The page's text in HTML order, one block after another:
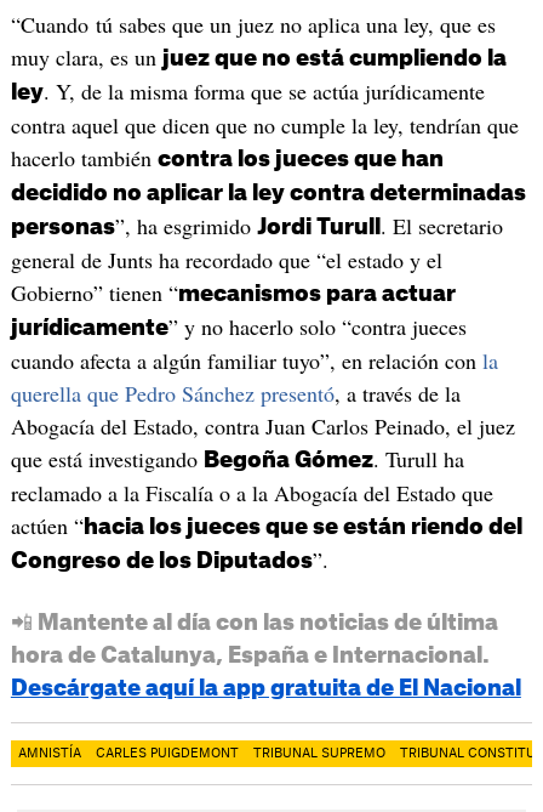
“Cuando tú sabes que un juez no aplica una ley, que es
muy clara, es un juez que no está cumpliendo la
ley. Y, de la misma forma que se actúa jurídicamente
contra aquel que dicen que no cumple la ley, tendrían que
hacerlo también contra los jueces que han
decidido no aplicar la ley contra determinadas
personas”, ha esgrimido Jordi Turull . El secretario
general de Junts ha recordado que “el estado y el
Gobierno” tienen “mecanismos para actuar
jurídicamente” y no hacerlo solo “contra jueces
cuando afecta a algún familiar tuyo”, en relación con la
querella que Pedro Sánchez presentó, a través de la
Abogacía del Estado, contra Juan Carlos Peinado, el juez
que está investigando Begoña Gómez. Turull ha
reclamado a la Fiscalía o a la Abogacía del Estado que
actúen “hacia los jueces que se están riendo del
Congreso de los Diputados”.
📲 Mantente al día con las noticias de última
hora de Catalunya, España e Internacional.
Descárgate aquí la app gratuita de El Nacional
AMNISTÍA CARLES PUIGDEMONT TRIBUNAL SUPREMO TRIBUNAL